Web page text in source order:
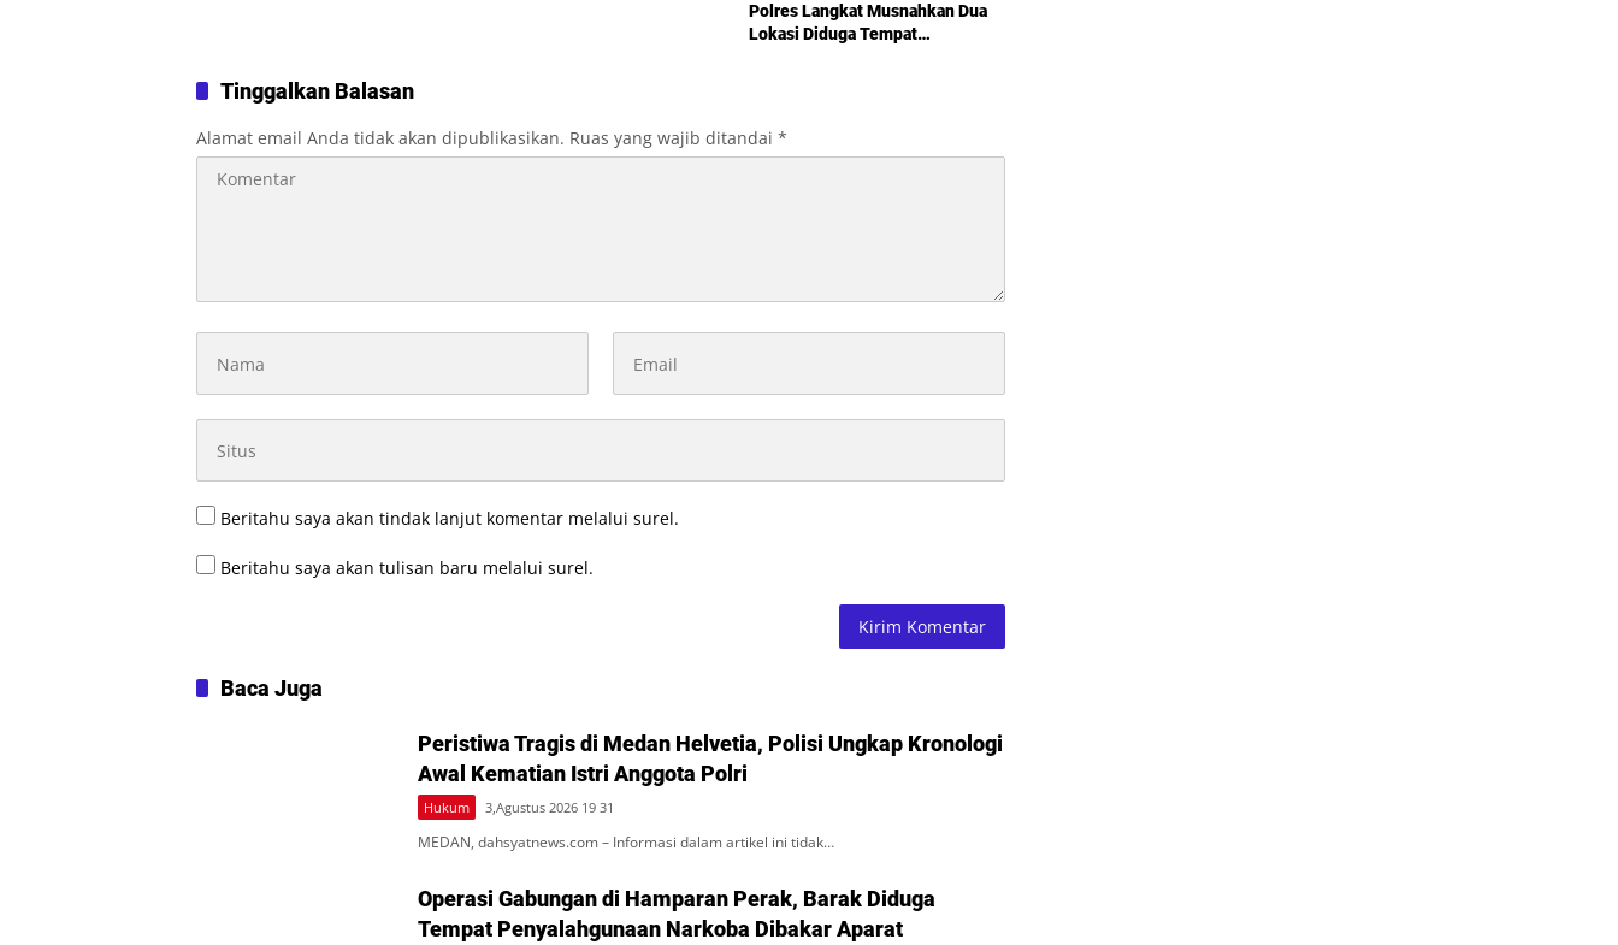
Polres Langkat Musnahkan Dua
Lokasi Diduga Tempat
Tinggalkan Balasan
Alamat email Anda tidak akan dipublikasikan. Ruas yang wajib ditandai *
Beritahu saya akan tindak lanjut komentar melalui surel.
Beritahu saya akan tulisan baru melalui surel.
Baca Juga
Peristiwa Tragis di Medan Helvetia, Polisi Ungkap Kronologi
Awal Kematian Istri Anggota Polri
Hukum 3,Agustus 2026 19 31
MEDAN, dahsyatnews.com – Informasi dalam artikel ini tidak…
Operasi Gabungan di Hamparan Perak, Barak Diduga
Tempat Penyalahgunaan Narkoba Dibakar Aparat